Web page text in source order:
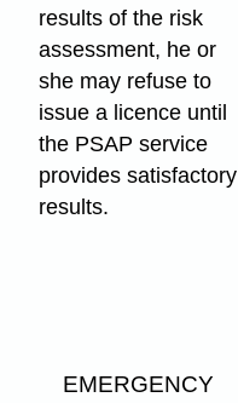
results of the risk
assessment, he or
she may refuse to
issue a licence until
the PSAP service
provides satisfactory
results.
EMERGENCY